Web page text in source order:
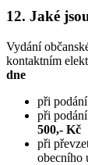
12. Jaké
Vydání
kontaktním
dne
při
při
500,- Kč
při
obecního